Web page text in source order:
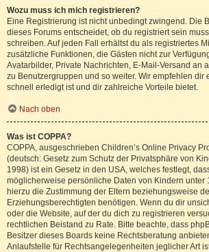
Wozu muss ich mich registrieren?
Eine Registrierung ist nicht unbedingt zwingend. Die
dieses Forums entscheidet, ob du registriert sein
schreiben. Auf jeden Fall erhältst du als registriertes
zusätzliche Funktionen, die Gästen nicht zur
Avatarbilder, Private Nachrichten, E-Mail-Versand an
zu Benutzergruppen und so weiter. Wir empfehlen dir
schnell erledigt ist und dir zahlreiche Vorteile bietet.
Nach oben
Was ist COPPA?
COPPA, ausgeschrieben Children’s Online Privacy
(deutsch: Gesetz zum Schutz der Privatsphäre von
1998) ist ein Gesetz in den USA, welches festlegt,
möglicherweise persönliche Daten von Kindern unter
hierzu die Zustimmung der Eltern beziehungsweise
Erziehungsberechtigten benötigen. Wenn du dir
oder die Website, auf der du dich zu registrieren
rechtlichen Beistand zu Rate. Bitte beachte, dass
Besitzer dieses Boards keine Rechtsberatung
Anlaufstelle für Rechtsangelegenheiten jeglicher Art